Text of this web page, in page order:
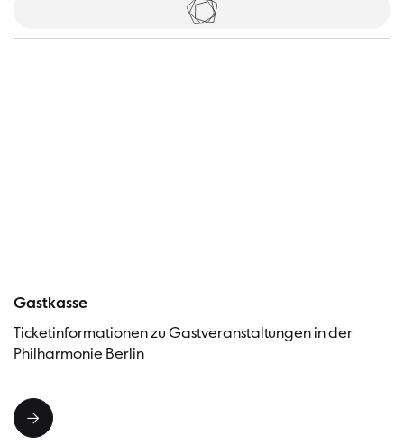
Tickets
Gastkasse
Ticketinformationen zu Gastveranstaltungen in der
Philharmonie Berlin